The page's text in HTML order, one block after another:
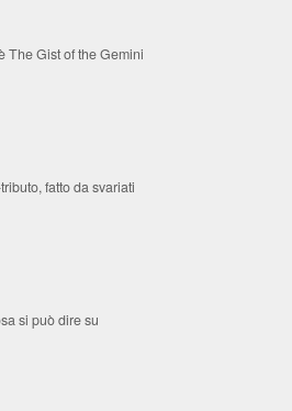
The Gist of the Gemini
fatto da svariati
si può dire su